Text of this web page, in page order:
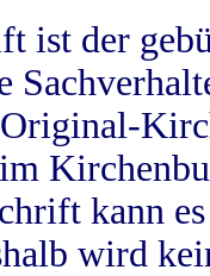
ist der
kann
wird